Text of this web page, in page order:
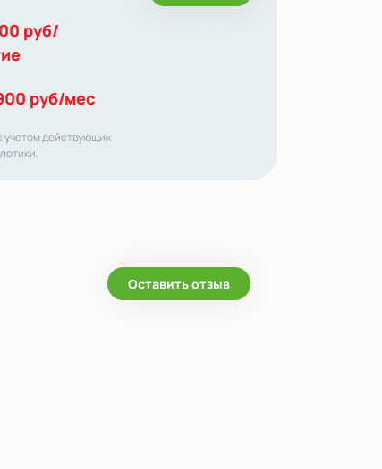
руб/
руб/мес
учетом действующих
Оставить отзыв